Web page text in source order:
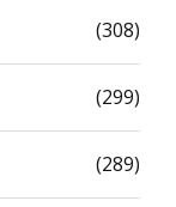
(308)
(299)
(289)